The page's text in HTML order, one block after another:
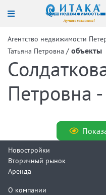
Агентство недвижимости
Татьяна Петровна / объекты
Петровна
Новостройки
Вторичный рынок
Аренда
О компании